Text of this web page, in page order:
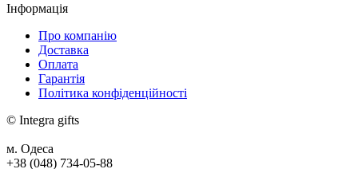
Інформація
Про компанію
Доставка
Оплата
Гарантія
Політика конфіденційності
© Integra gifts
м. Одеса
+38 (048) 734-05-88